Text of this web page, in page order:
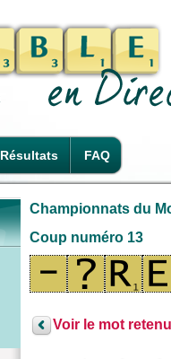
Résultats FAQ
Championnats du
Coup numéro 13
Voir le mot